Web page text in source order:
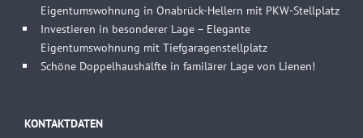
Eigentumswohnung in Onabrück-Hellern mit PKW-Stellplatz
Investieren in besonderer Lage – Elegante
Eigentumswohnung mit Tiefgaragenstellplatz
Schöne Doppelhaushälfte in familärer Lage von Lienen!
KONTAKTDATEN